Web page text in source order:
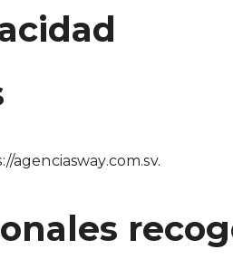
agenciasway.com.sv.